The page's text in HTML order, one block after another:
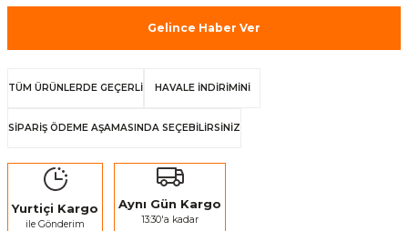
Gelince Haber Ver
TÜM ÜRÜNLERDE GEÇERLİ HAVALE İNDİRİMİNİ
SİPARİŞ ÖDEME AŞAMASINDA SEÇEBİLİRSİNİZ
Yurtiçi Kargo
ile Gönderim
Aynı Gün Kargo
13:30'a kadar